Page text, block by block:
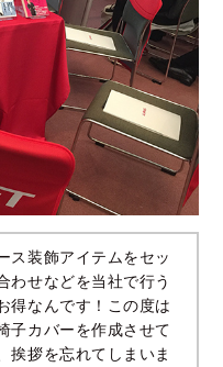
ス装飾アイテムをセッ
わせなどを当社で行う
得なんです！この度は
子カバーを作成させて
挨拶を忘れてしまいま